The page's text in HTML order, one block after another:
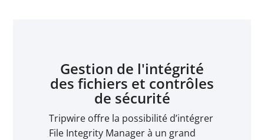
Gestion de l'intégrité
des fichiers et contrôles
de sécurité
Tripwire offre la possibilité d’intégrer
File Integrity Manager à un grand